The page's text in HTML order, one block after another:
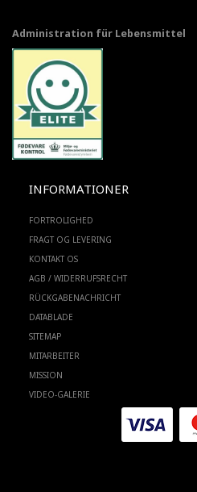
Administration für Lebensmittel
INFORMATIONER
FORTROLIGHED
FRAGT OG LEVERING
KONTAKT OS
AGB / WIDERRUFSRECHT
RÜCKGABENACHRICHT
DATABLADE
SITEMAP
MITARBEITER
MISSION
VIDEO-GALERIE